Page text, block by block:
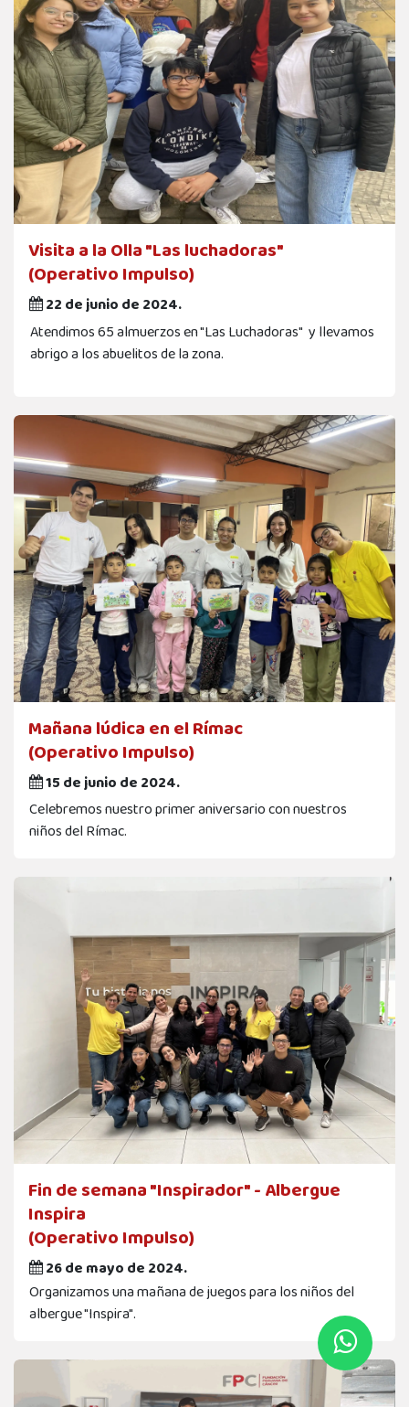
Mañana lúdica en el Rímac
(Operativo Impulso)
15 de junio de 2024.
Celebremos nuestro primer aniversario con nuestros
niños del Rímac.
Fin de semana "Inspirador" - Albergue
Inspira
(Operativo Impulso)
26 de mayo de 2024.
Organizamos una mañana de juegos para los niños del
albergue "Inspira".
Visita a la Olla "Las luchadoras"
(Operativo Impulso)
22 de junio de 2024.
Atendimos 65 almuerzos en "Las Luchadoras" y llevamos
abrigo a los abuelitos de la zona.